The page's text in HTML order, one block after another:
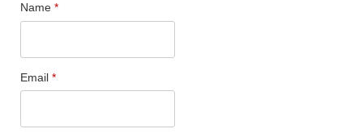
Name *
Email *